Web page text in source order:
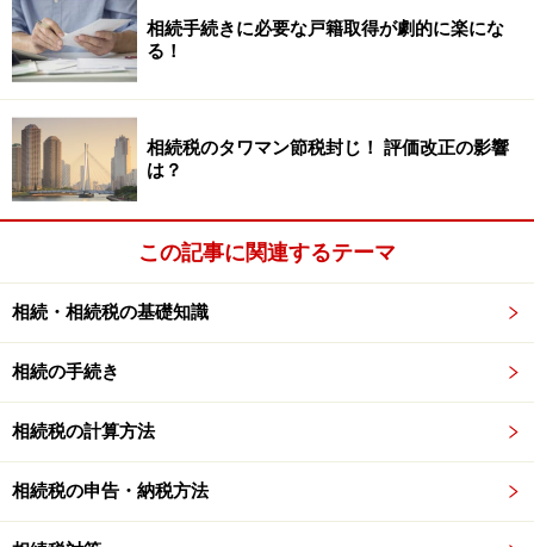
る人は相続税を払う人が多く、札幌や福岡に住んでいる
人は少ないということがわかります。
平成30年データ(各国税局HPより)
アナタは相続税の申告義務がある？国税庁
のホームページを活用してチェックしよう
気になることは、自分が「相続税の申告義務がある」グ
ループに該当するのか、それとも、「相続税の申告義務
がない」グループに該当するのか、ではないでしょう
か。
そんな人にぜひ、活用してもらいたいのが
相続手続きに必要な戸籍取得が劇的に楽にな
る！
相続税のタワマン節税封じ！ 評価改正の影響
は？
この記事に関連するテーマ
相続・相続税の基礎知識
相続の手続き
相続税の計算方法
相続税の申告・納税方法